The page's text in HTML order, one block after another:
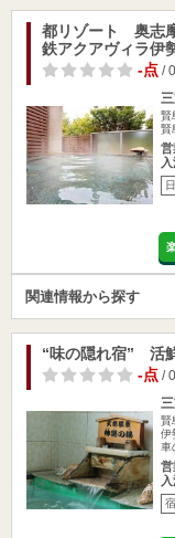
都リゾート 奥志
鉄アクアヴィラ伊
-点/
賢
賢
営
関連情報から探す
“味の隠れ宿” 活
-点/
賢
伊
車
営